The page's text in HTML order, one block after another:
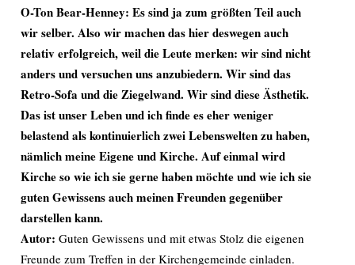
O-Ton Bear-Henney: Es sind ja zum größten Teil auch
wir selber. Also wir machen das hier deswegen auch
relativ erfolgreich, weil die Leute merken: wir sind nicht
anders und versuchen uns anzubiedern. Wir sind das
Retro-Sofa und die Ziegelwand. Wir sind diese Ästhetik.
Das ist unser Leben und ich finde es eher weniger
belastend als kontinuierlich zwei Lebenswelten zu haben,
nämlich meine Eigene und Kirche. Auf einmal wird
Kirche so wie ich sie gerne haben möchte und wie ich sie
guten Gewissens auch meinen Freunden gegenüber
darstellen kann.
Autor: Guten Gewissens und mit etwas Stolz die eigenen
Freunde zum Treffen in der Kirchengemeinde einladen.